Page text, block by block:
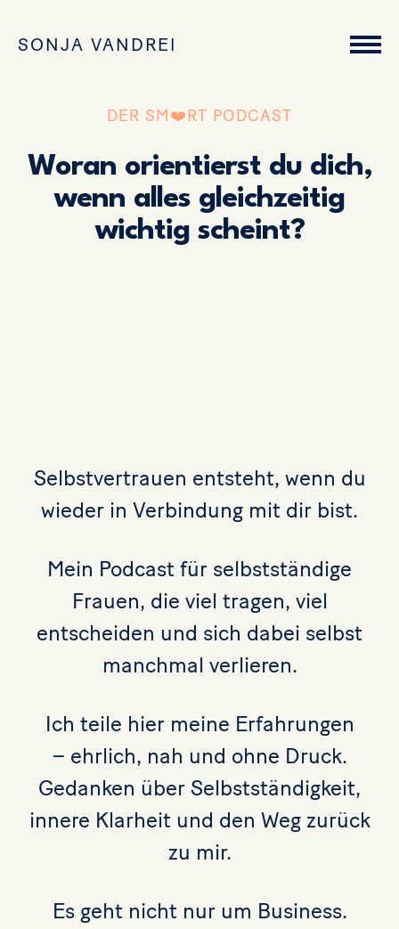
SONJA VANDREI
DER SM❤️RT PODCAST
Woran orientierst du dich,
wenn alles gleichzeitig
wichtig scheint?
Selbstvertrauen entsteht, wenn du
wieder in Verbindung mit dir bist.
Mein Podcast für selbstständige
Frauen, die viel tragen, viel
entscheiden und sich dabei selbst
manchmal verlieren.
Ich teile hier meine Erfahrungen
– ehrlich, nah und ohne Druck.
Gedanken über Selbstständigkeit,
innere Klarheit und den Weg zurück
zu mir.
Es geht nicht nur um Business.